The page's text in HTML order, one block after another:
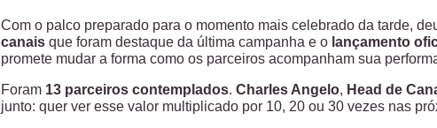
Com o palco preparado para o momento mais celebrado da tarde,
canaisque foram destaque da última campanha e o lançamento
promete mudar a forma como os parceiros acompanham sua
Foram 13 parceiros contemplados. Charles Angelo, Head de
junto: quer ver esse valor multiplicado por 10, 20 ou 30 vezes nas